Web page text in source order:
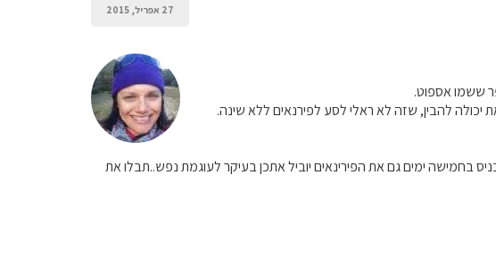
27 אפריל, 2015
ששמו אספוט.
כך שאני חושבת שאת יכולה להבין, שזה לא ראלי לסע לפירנאים ללא שינה.
בחמישה ימים גם את הפירינאים יוביל אתכן בעיקר לעוגמת נפש..תבלו את